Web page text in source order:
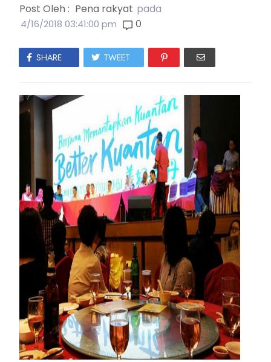
Post Oleh : Pena rakyat pada
4/16/2018 03:41:00 pm 0
SHARE TWEET